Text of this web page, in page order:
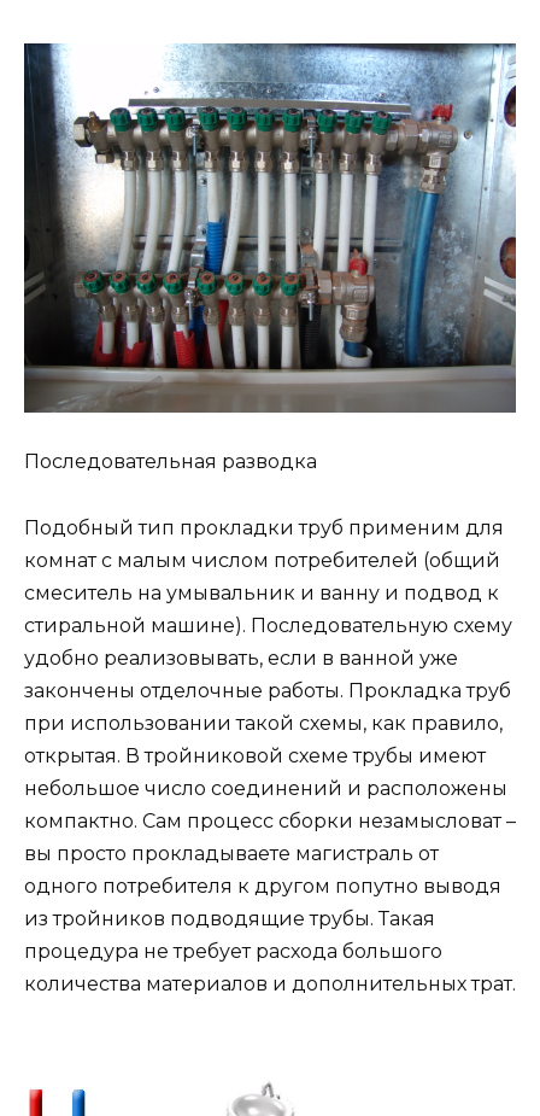
Последовательная разводка
Подобный тип прокладки труб применим для
комнат с малым числом потребителей (общий
смеситель на умывальник и ванну и подвод к
стиральной машине). Последовательную схему
удобно реализовывать, если в ванной уже
закончены отделочные работы. Прокладка труб
при использовании такой схемы, как правило,
открытая. В тройниковой схеме трубы имеют
небольшое число соединений и расположены
компактно. Сам процесс сборки незамысловат –
вы просто прокладываете магистраль от
одного потребителя к другом попутно выводя
из тройников подводящие трубы. Такая
процедура не требует расхода большого
количества материалов и дополнительных трат.